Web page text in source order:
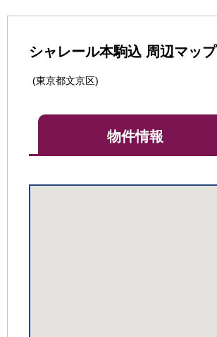
シャレール本駒込 周辺マップ
(東京都文京区)
物件情報